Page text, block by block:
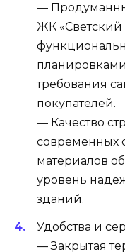
—
ЖК «Светский
требования
покупателей.
— Качество
современных
материалов
уровень
зданий.
Удобства и
— Закрытая